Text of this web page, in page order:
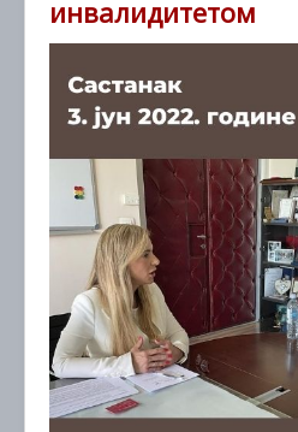
инвалидитетом